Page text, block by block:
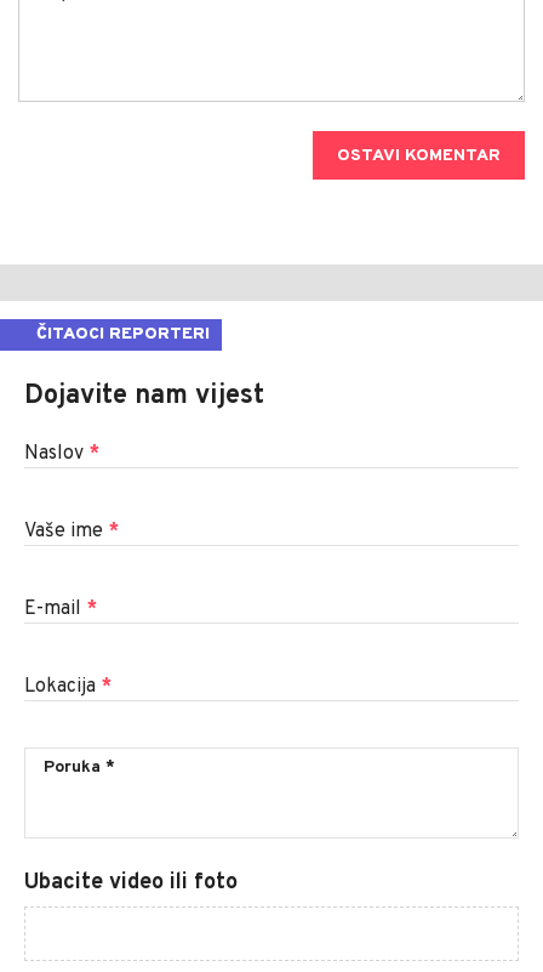
OSTAVI KOMENTAR
ČITAOCI REPORTERI
Dojavite nam vijest
Naslov *
Vaše ime *
E-mail *
Lokacija *
Ubacite video ili foto